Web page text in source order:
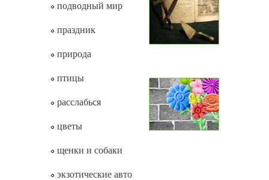
подводный мир
праздник
природа
птицы
расслабься
цветы
щенки и собаки
экзотические авто